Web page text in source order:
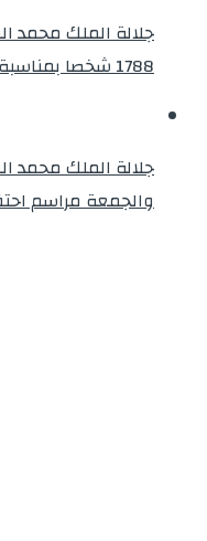
جلالة الملك
1788 شخصا بمناسبة عيد العرش المجيد
جلالة الملك
والجمعة مراسم